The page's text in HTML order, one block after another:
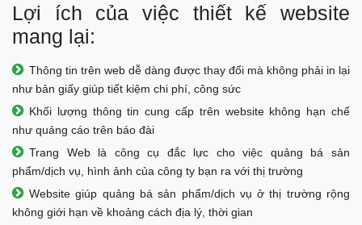
Lợi ích của việc thiết kế website
mang lại:
Thông tin trên web dễ dàng được thay đổi mà không phải in lại
như bản giấy giúp tiết kiệm chi phí, công sức
Khối lượng thông tin cung cấp trên website không hạn chế
như quảng cáo trên báo đài
Trang Web là công cụ đắc lực cho việc quảng bá sản
phẩm/dịch vụ, hình ảnh của công ty bạn ra với thị trường
Website giúp quảng bá sản phẩm/dịch vụ ở thị trường rộng
không giới hạn về khoảng cách địa lý, thời gian